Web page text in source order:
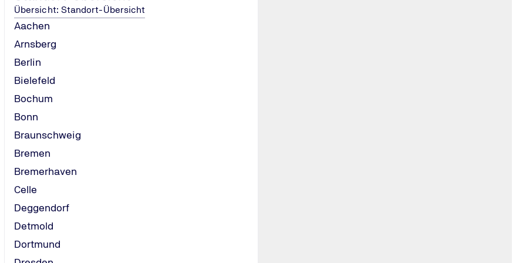
Übersicht: Standort-Übersicht
Aachen
Arnsberg
Berlin
Bielefeld
Bochum
Bonn
Braunschweig
Bremen
Bremerhaven
Celle
Deggendorf
Detmold
Dortmund
die MPU
ja!
und auf
richtig: